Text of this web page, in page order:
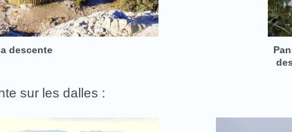
descente
sur les dalles :